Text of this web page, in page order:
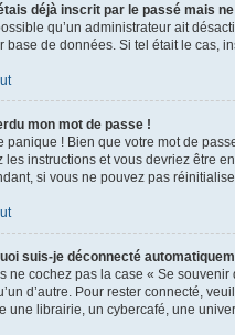
déjà inscrit par le passé mais
qu’un administrateur ait
base de données. Si tel était le cas,
mon mot de passe !
panique ! Bien que votre mot de
les instructions et vous devriez être
si vous ne pouvez pas
suis-je déconnecté
ne cochez pas la case « Se
d’autre. Pour rester connecté,
une librairie, un cybercafé, une